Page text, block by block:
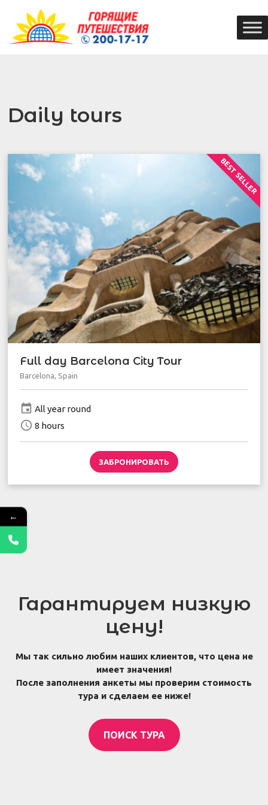
Daily tours
BEST SELLER
Full day Barcelona City Tour
Barcelona, Spain
event All year round
schedule 8 hours
ЗАБРОНИРОВАТЬ
Гарантируем низкую
цену!
Мы так сильно любим наших клиентов, что цена не
имеет значения!
После заполнения анкеты мы проверим стоимость
тура и сделаем ее ниже!
ПОИСК ТУРА
←